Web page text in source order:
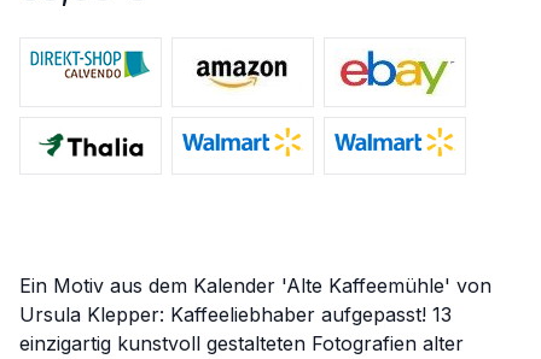
Ein Motiv aus dem Kalender 'Alte Kaffeemühle' von
Ursula Klepper: Kaffeeliebhaber aufgepasst! 13
einzigartig kunstvoll gestalteten Fotografien alter